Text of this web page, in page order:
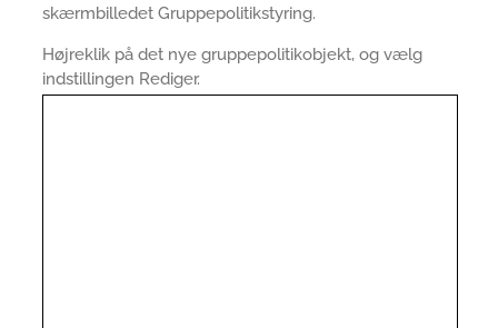
skærmbilledet Gruppepolitikstyring.
Højreklik på det nye gruppepolitikobjekt, og vælg
indstillingen Rediger.